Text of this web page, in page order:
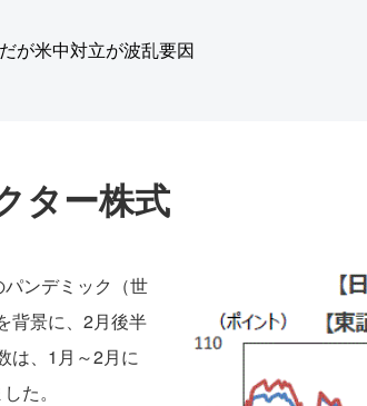
が米中対立が波乱要因
ター株式
ンデミック（世
背景に、2月後半
は、1月～2月に
た。